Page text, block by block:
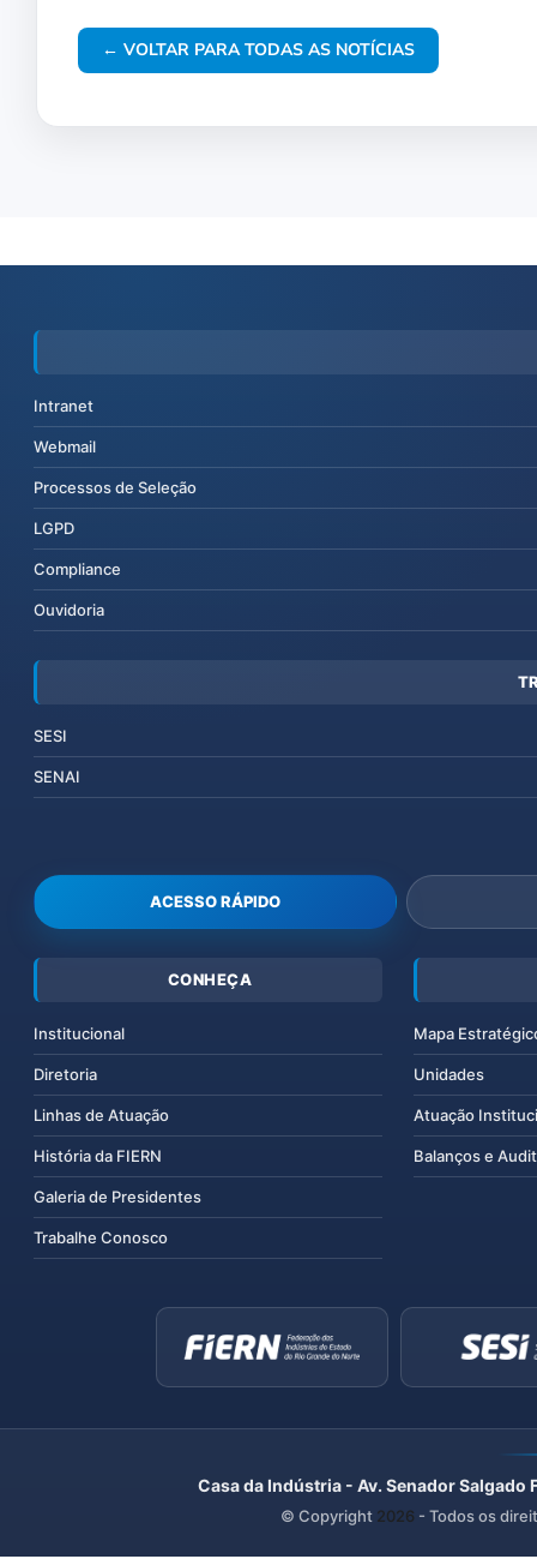
← VOLTAR PARA TODAS AS NOTÍCIAS
Intranet
Webmail
Processos de Seleção
LGPD
Compliance
Ouvidoria
SESI
SENAI
ACESSO RÁPIDO
CONHEÇA
Institucional
Diretoria
Linhas de Atuação
História da FIERN
Galeria de Presidentes
Trabalhe Conosco
Mapa
Unidades
Atuação
Balanços e
Casa da Indústria - Av. Senador
© Copyright 2026 - Todos os